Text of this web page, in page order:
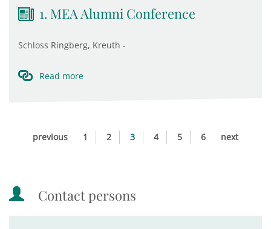
1. MEA Alumni Conference
Schloss Ringberg, Kreuth -
Read more
previous 1 2 3 4 5 6 next
Contact persons